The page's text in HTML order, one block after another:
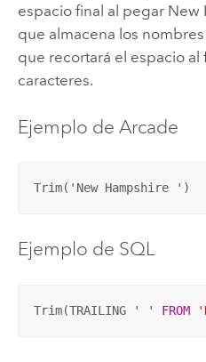
espacio final al pegar
que almacena los
que recortará el espacio al
caracteres.
Ejemplo de Arcade
Trim('New Hampshire ')
Ejemplo de SQL
Trim(TRAILING ' ' FROM